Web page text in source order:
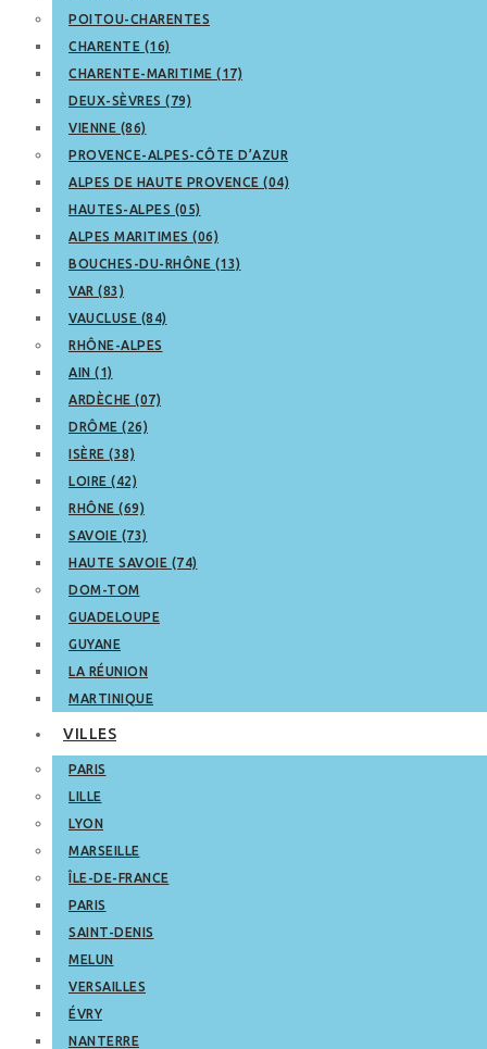
POITOU-CHARENTES
CHARENTE (16)
CHARENTE-MARITIME (17)
DEUX-SÈVRES (79)
VIENNE (86)
PROVENCE-ALPES-CÔTE D’AZUR
ALPES DE HAUTE PROVENCE (04)
HAUTES-ALPES (05)
ALPES MARITIMES (06)
BOUCHES-DU-RHÔNE (13)
VAR (83)
VAUCLUSE (84)
RHÔNE-ALPES
AIN (1)
ARDÈCHE (07)
DRÔME (26)
ISÈRE (38)
LOIRE (42)
RHÔNE (69)
SAVOIE (73)
HAUTE SAVOIE (74)
DOM-TOM
GUADELOUPE
GUYANE
LA RÉUNION
MARTINIQUE
VILLES
PARIS
LILLE
LYON
MARSEILLE
ÎLE-DE-FRANCE
PARIS
SAINT-DENIS
MELUN
VERSAILLES
ÉVRY
NANTERRE